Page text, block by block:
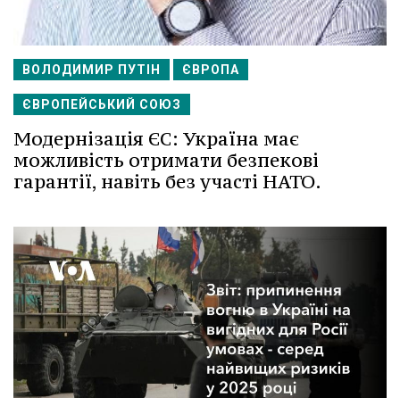
ВОЛОДИМИР ПУТІН ЄВРОПА
ЄВРОПЕЙСЬКИЙ СОЮЗ
Модернізація ЄС: Україна має
можливість отримати безпекові
гарантії, навіть без участі НАТО.